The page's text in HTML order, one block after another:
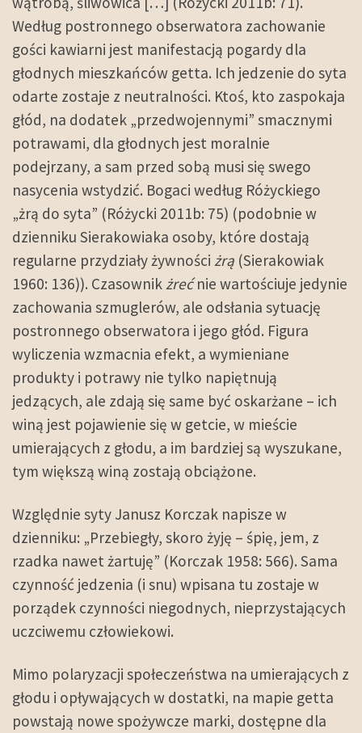
Według postronnego obserwatora zachowanie
gości kawiarni jest manifestacją pogardy dla
głodnych mieszkańców getta. Ich jedzenie do syta
odarte zostaje z neutralności. Ktoś, kto zaspokaja
głód, na dodatek „przedwojennymi” smacznymi
potrawami, dla głodnych jest moralnie
podejrzany, a sam przed sobą musi się swego
nasycenia wstydzić. Bogaci według Różyckiego
„żrą do syta” (Różycki 2011b: 75) (podobnie w
dzienniku Sierakowiaka osoby, które dostają
regularne przydziały żywności żrą (Sierakowiak
1960: 136)). Czasownik żrećnie wartościuje jedynie
zachowania szmuglerów, ale odsłania sytuację
postronnego obserwatora i jego głód. Figura
wyliczenia wzmacnia efekt, a wymieniane
produkty i potrawy nie tylko napiętnują
jedzących, ale zdają się same być oskarżane – ich
winą jest pojawienie się w getcie, w mieście
umierających z głodu, a im bardziej są wyszukane,
tym większą winą zostają obciążone.
Względnie syty Janusz Korczak napisze w
dzienniku: „Przebiegły, skoro żyję – śpię, jem, z
rzadka nawet żartuję” (Korczak 1958: 566). Sama
czynność jedzenia (i snu) wpisana tu zostaje w
porządek czynności niegodnych, nieprzystających
uczciwemu człowiekowi.
Mimo polaryzacji społeczeństwa na umierających z
głodu i opływających w dostatki, na mapie getta
powstają nowe spożywcze marki, dostępne dla